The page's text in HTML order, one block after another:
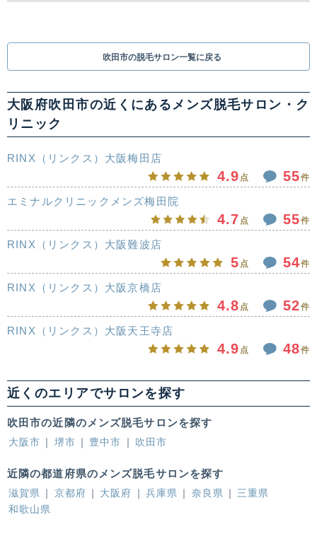
吹田市の脱毛サロン一覧に戻る
大阪府吹田市の近くにあるメンズ脱毛サロン・ク
リニック
RINX（リンクス）大阪梅田店
4.9 点 55件
エミナルクリニックメンズ梅田院
4.7 点 55件
RINX（リンクス）大阪難波店
5 点 54件
RINX（リンクス）大阪京橋店
4.8 点 52件
RINX（リンクス）大阪天王寺店
4.9 点 48件
近くのエリアでサロンを探す
吹田市の近隣のメンズ脱毛サロンを探す
大阪市 堺市 豊中市 吹田市
近隣の都道府県のメンズ脱毛サロンを探す
滋賀県 京都府 大阪府 兵庫県 奈良県
三重県
和歌山県